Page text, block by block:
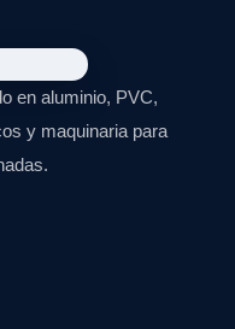
en aluminio, PVC,
y maquinaria para